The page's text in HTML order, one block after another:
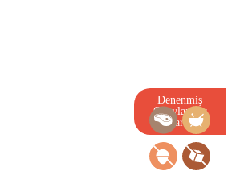
Denenmiş
Onaylanmış
Tarif